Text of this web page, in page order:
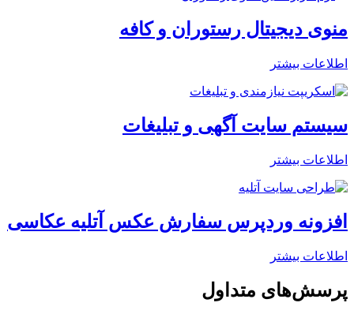
منوی دیجیتال رستوران و کافه
اطلاعات بیشتر
سیستم سایت آگهی و تبلیغات
اطلاعات بیشتر
افزونه وردپرس سفارش عکس آتلیه عکاسی
اطلاعات بیشتر
پرسش‌های متداول